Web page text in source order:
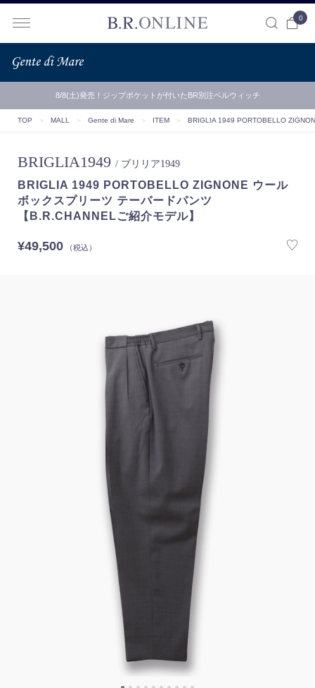
0
8/8(土)発売！ジップポケットが付いたBR別注ベルウィッチ
TOP ＞ MALL ＞ Gente di Mare ＞ ITEM ＞ BRIGLIA 1949 PORTOBELLO
BRIGLIA1949 / ブリリア1949
BRIGLIA 1949 PORTOBELLO ZIGNONE ウール
ボックスプリーツ テーパードパンツ
【B.R.CHANNELご紹介モデル】
¥49,500（税込）